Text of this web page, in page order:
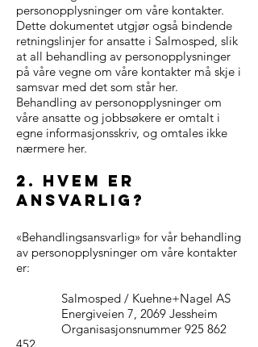
personopplysninger om våre kontakter.
Dette dokumentet utgjør også bindende
retningslinjer for ansatte i Salmosped, slik
at all behandling av personopplysninger
på våre vegne om våre kontakter må skje i
samsvar med det som står her.
Behandling av personopplysninger om
våre ansatte og jobbsøkere er omtalt i
egne informasjonsskriv, og omtales ikke
nærmere her.
2. hvem er
ansvarlig?
«Behandlingsansvarlig» for vår behandling
av personopplysninger om våre kontakter
er:
Salmosped / Kuehne+Nagel AS
Energiveien 7, 2069 Jessheim
Organisasjonsnummer 925 862